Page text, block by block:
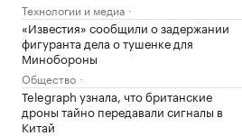
Технологии и медиа
«Известия» сообщили о задержании
фигуранта дела о тушенке для
Минобороны
Общество
Telegraph узнала, что британские
дроны тайно передавали сигналы в
Китай